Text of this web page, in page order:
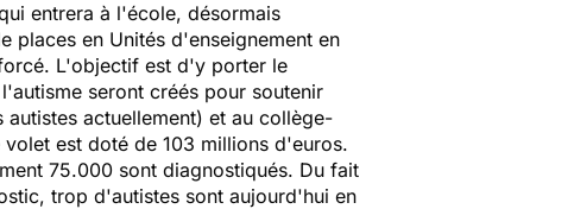
entrera à l'école, désormais
places en Unités d'enseignement en
L'objectif est d'y porter le
seront créés pour soutenir
actuellement) et au collège-
est doté de 103 millions d'euros.
75.000 sont diagnostiqués. Du fait
trop d'autistes sont aujourd'hui en